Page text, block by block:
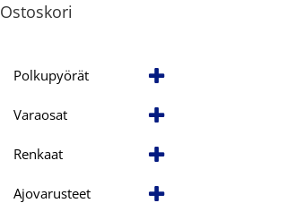
Ostoskori
Polkupyörät
Varaosat
Renkaat
Ajovarusteet